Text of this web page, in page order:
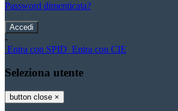
Password dimenticata?
-
Entra con SPID Entra con CIE
Seleziona utente
button close ×